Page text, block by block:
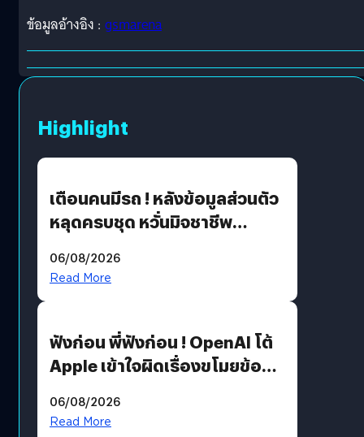
ข้อมูลอ้างอิง : gsmarena
Highlight
เตือนคนมีรถ ! หลังข้อมูลส่วนตัว
หลุดครบชุด หวั่นมิจชาชีพ
รหัสผ่านหลุด ไม่ใช่แฮ็กเกอร์
06/08/2026
Read More
ฟังก่อน พี่ฟังก่อน ! OpenAI โต้
Apple เข้าใจผิดเรื่องขโมยข้อมูล
06/08/2026
Read More